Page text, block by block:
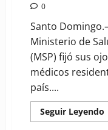
0
Santo
Ministerio de
(MSP) fijó sus
médicos
país....
Seguir Leyendo